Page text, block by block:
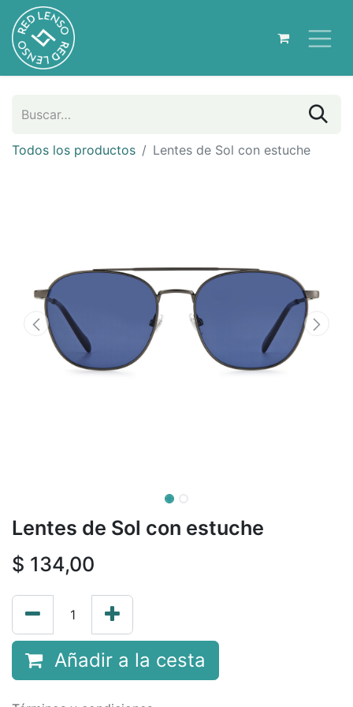
Todos los productos Lentes de Sol con estuche
Lentes de Sol con estuche
$ 134,00
Añadir a la cesta